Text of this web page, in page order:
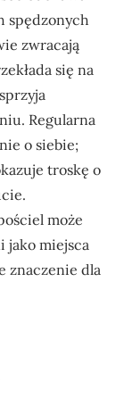
spędzonych
zwracają
się na
Regularna
o siebie;
troskę o
może
jako miejsca
znaczenie dla